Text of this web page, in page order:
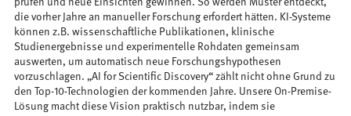
prüfen und neue Einsichten gewinnen. So werden Muster entdeckt,
die vorher Jahre an manueller Forschung erfordert hätten. KI-Systeme
können z.B. wissenschaftliche Publikationen, klinische
Studienergebnisse und experimentelle Rohdaten gemeinsam
auswerten, um automatisch neue Forschungshypothesen
vorzuschlagen. „AI for Scientific Discovery“ zählt nicht ohne Grund zu
den Top-10-Technologien der kommenden Jahre​. Unsere On-Premise-
Lösung macht diese Vision praktisch nutzbar, indem sie